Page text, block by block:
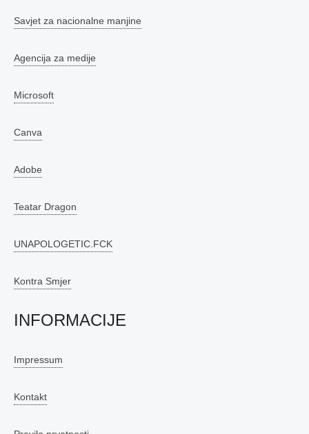
Savjet za nacionalne manjine
Agencija za medije
Microsoft
Canva
Adobe
Teatar Dragon
UNAPOLOGETIC.FCK
Kontra Smjer
INFORMACIJE
Impressum
Kontakt